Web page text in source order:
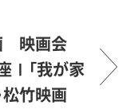
映画会
Ⅰ「我が家
松竹映画